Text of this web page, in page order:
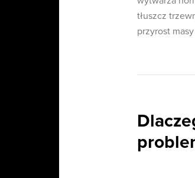
tłuszcz
przyrost masy